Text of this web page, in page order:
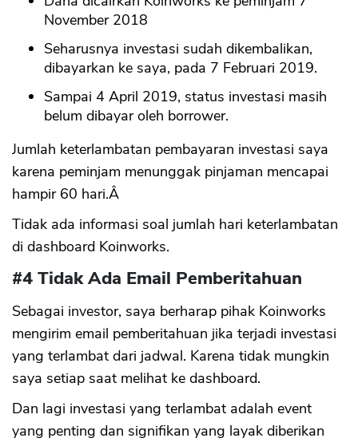
November 2018
Seharusnya investasi sudah dikembalikan,
dibayarkan ke saya, pada 7 Februari 2019.
Sampai 4 April 2019, status investasi masih
belum dibayar oleh borrower.
Jumlah keterlambatan pembayaran investasi saya
karena peminjam menunggak pinjaman mencapai
hampir 60 hari.Â
Tidak ada informasi soal jumlah hari keterlambatan
di dashboard Koinworks.
#4 Tidak Ada Email Pemberitahuan
Sebagai investor, saya berharap pihak Koinworks
mengirim email pemberitahuan jika terjadi investasi
yang terlambat dari jadwal. Karena tidak mungkin
saya setiap saat melihat ke dashboard.
Dan lagi investasi yang terlambat adalah event
yang penting dan signifikan yang layak diberikan